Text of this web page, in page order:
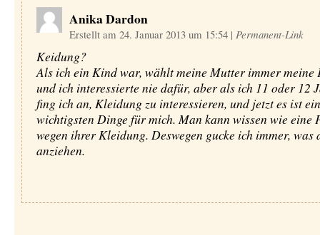
Anika Dardon
Erstellt am 24. Januar 2013 um 15:54 | Permanent-Link
Keidung?
Als ich ein Kind war, wählt meine Mutter immer meine
und ich interessierte nie dafür, aber als ich 11 oder 12
fing ich an, Kleidung zu interessieren, und jetzt es ist
wichtigsten Dinge für mich. Man kann wissen wie eine
wegen ihrer Kleidung. Deswegen gucke ich immer, was
anziehen.